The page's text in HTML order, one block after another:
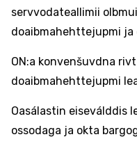
servvodateallimii
doaibmahehttejupmi ja
ON:a konvenšuvdna
doaibmahehttejupmi
Oasálastin eiseválddis
ossodaga ja okta